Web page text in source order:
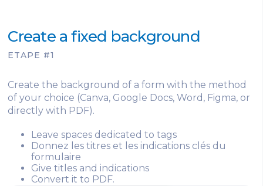
Create a fixed background
ETAPE #1
Create the background of a form with the method
of your choice (Canva, Google Docs, Word, Figma, or
directly with PDF).
Leave spaces dedicated to tags
Donnez les titres et les indications clés du
formulaire
Give titles and indications
Convert it to PDF.